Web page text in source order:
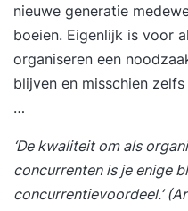
nieuwe generatie
boeien. Eigenlijk is voor
organiseren een
blijven en misschien
…
‘De kwaliteit om als
concurrenten is je enige
concurrentievoordeel.’